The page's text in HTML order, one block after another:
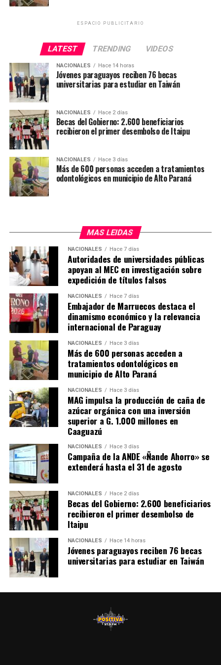
ESPACIO PUBLICITARIO
LATEST TRENDING VIDEOS
NACIONALES Hace 14 horas
Jóvenes paraguayos reciben 76 becas
universitarias para estudiar en Taiwán
NACIONALES Hace 2 días
Becas del Gobierno: 2.600 beneficiarios
recibieron el primer desembolso de Itaipu
NACIONALES Hace 3 días
Más de 600 personas acceden a tratamientos
odontológicos en municipio de Alto Paraná
MAS LEIDAS
NACIONALES Hace 7 días
Autoridades de universidades públicas
apoyan al MEC en investigación sobre
expedición de títulos falsos
NACIONALES Hace 7 días
Embajador de Marruecos destaca el
dinamismo económico y la relevancia
internacional de Paraguay
NACIONALES Hace 3 días
Más de 600 personas acceden a
tratamientos odontológicos en
municipio de Alto Paraná
NACIONALES Hace 3 días
MAG impulsa la producción de caña de
azúcar orgánica con una inversión
superior a G. 1.000 millones en
Caaguazú
NACIONALES Hace 3 días
Campaña de la ANDE «Ñande Ahorro» se
extenderá hasta el 31 de agosto
NACIONALES Hace 2 días
Becas del Gobierno: 2.600 beneficiarios
recibieron el primer desembolso de
Itaipu
NACIONALES Hace 14 horas
Jóvenes paraguayos reciben 76 becas
universitarias para estudiar en Taiwán